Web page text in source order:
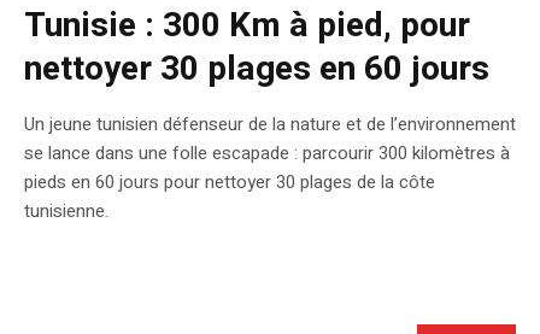
Tunisie : 300 Km à pied, pour
nettoyer 30 plages en 60 jours
Un jeune tunisien défenseur de la nature et de l’environnement
se lance dans une folle escapade : parcourir 300 kilomètres à
pieds en 60 jours pour nettoyer 30 plages de la côte
tunisienne.